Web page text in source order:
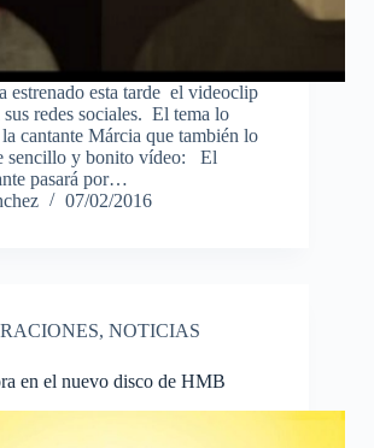
estrenado esta tarde el videoclip
sus redes sociales. El tema lo
cantante Márcia que también lo
sencillo y bonito vídeo: El
pasará por…
07/02/2016
, NOTICIAS
en el nuevo disco de HMB